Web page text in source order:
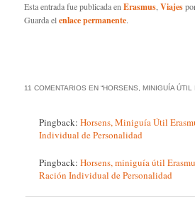
Esta entrada fue publicada enErasmus ,Viajes
Guarda elenlace permanente.
11 COMENTARIOS EN “HORSENS, MINIGUÍA
Pingback:Horsens, Miniguía Útil
Individual de Personalidad
Pingback:Horsens, miniguía útil
Ración Individual de Personalidad